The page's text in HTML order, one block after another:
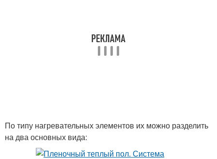
По типу нагревательных элементов их можно разделить
на два основных вида: